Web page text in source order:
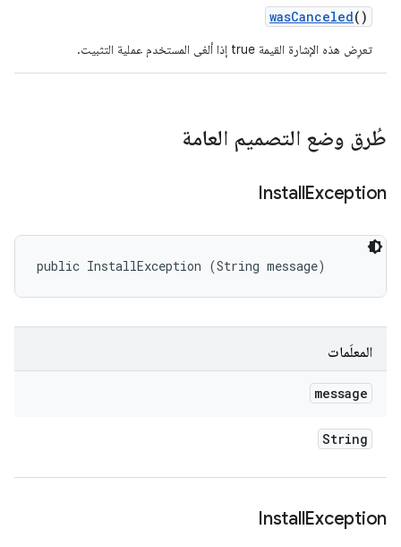
wasCanceled()
تعرِض هذه الإشارة القيمة true إذا ألغى المستخدم عملية التثبيت.
طُرق وضع التصميم العامة
InstallException
public InstallException (String message)
المعلَمات
message
String
InstallException